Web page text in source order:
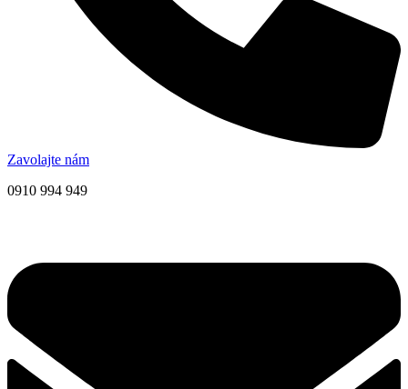
Zavolajte nám
0910 994 949